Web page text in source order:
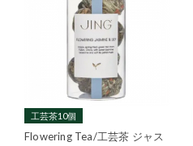
工芸茶10個
Flowering Tea/工芸茶 ジャス